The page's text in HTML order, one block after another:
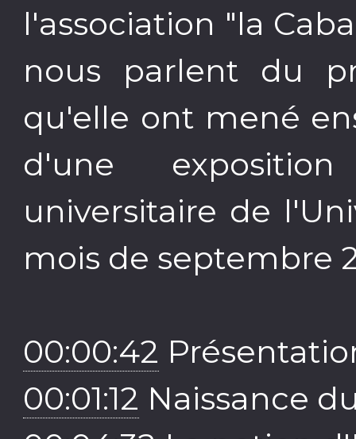
l'association "la
nous parlent du
qu'elle ont mené
d'une
universitaire de
mois de septembre
00:00:42
00:01:12 Naissance